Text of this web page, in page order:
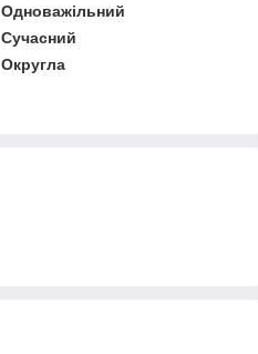
Одноважільний
Сучасний
Округла